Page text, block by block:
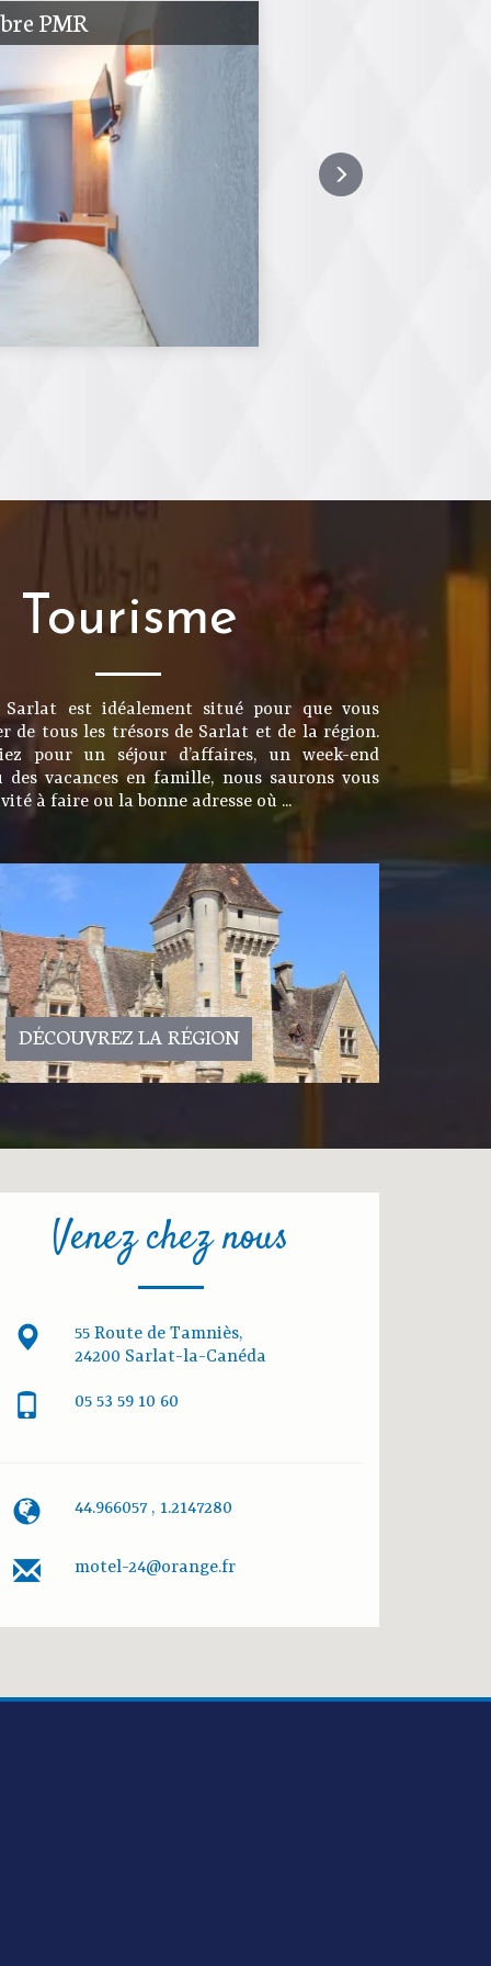
PMR
Tourisme
est idéalement situé pour que vous
de tous les trésors de Sarlat et de la région.
pour un séjour d’affaires, un week-end
vacances en famille, nous saurons vous
à faire ou la bonne adresse où ...
DÉCOUVREZ LA RÉGION
Venez chez nous
55 Route de Tamniès,
24200 Sarlat-la-Canéda
05 53 59 10 60
44.966057 , 1.2147280
motel-24@orange.fr